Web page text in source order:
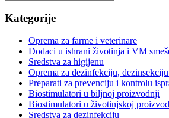
Kategorije
Oprema za farme i veterinare
Dodaci u ishrani životinja i VM
Sredstva za higijenu
Oprema za dezinfekciju,
Preparati za prevenciju i kontrolu
Biostimulatori u biljnoj proizvodnji
Biostimulatori u životinjskoj
Sredstva za dezinfekciju